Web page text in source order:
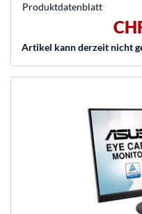
Artikel kann derzeit nicht
Produkt­datenblatt